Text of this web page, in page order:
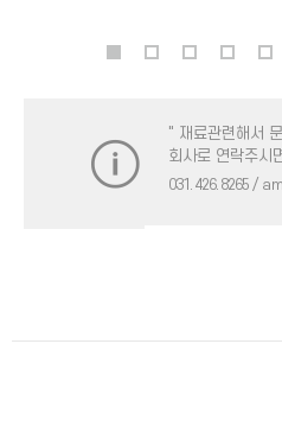
" 재료관련해서
회사로 연락주시
031. 426. 8265 /